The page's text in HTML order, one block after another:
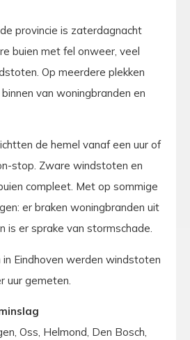
provincie is zaterdagnacht
buien met fel onweer, veel
Op meerdere plekken
van woningbranden en
de hemel vanaf een uur of
stop. Zware windstoten en
compleet. Met op sommige
er braken woningbranden uit
is er sprake van stormschade.
Eindhoven werden windstoten
uur gemeten.
Oss, Helmond, Den Bosch,